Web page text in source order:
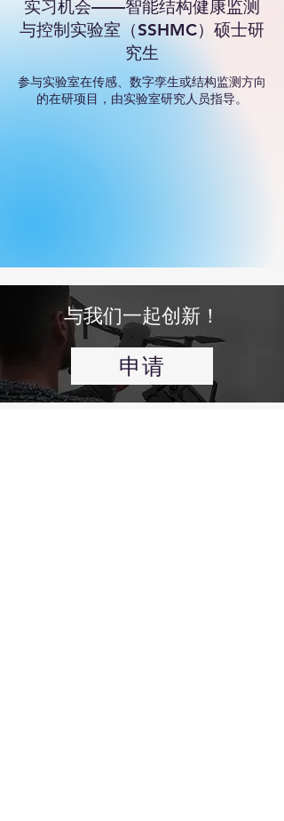
实习机会——智能结构健康监测
与控制实验室（SSHMC）硕士研
究生
参与实验室在传感、数字孪生或结构监测方向
的在研项目，由实验室研究人员指导。
与我们一起创新！
申请